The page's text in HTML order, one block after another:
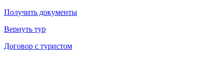
Получить документы
Вернуть тур
Договор с туристом